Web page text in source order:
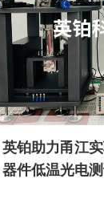
英铂科学携手
建多功能高低温